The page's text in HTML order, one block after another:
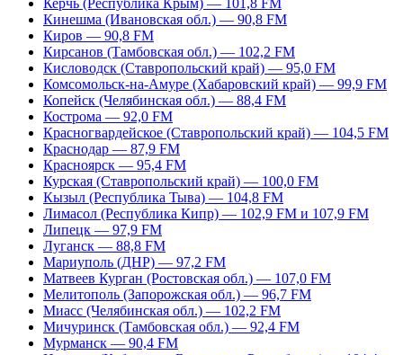
Керчь (Республика Крым) — 101,8 FM
Кинешма (Ивановская обл.) — 90,8 FM
Киров — 90,8 FM
Кирсанов (Тамбовская обл.) — 102,2 FM
Кисловодск (Ставропольский край) — 95,0 FM
Комсомольск-на-Амуре (Хабаровский край) — 99,9 FM
Копейск (Челябинская обл.) — 88,4 FM
Кострома — 92,0 FM
Красногвардейское (Ставропольский край) — 104,5 FM
Краснодар — 87,9 FM
Красноярск — 95,4 FM
Курская (Ставропольский край) — 100,0 FM
Кызыл (Республика Тыва) — 104,8 FM
Лимасол (Республика Кипр) — 102,9 FM и 107,9 FM
Липецк — 97,9 FM
Луганск — 88,8 FM
Мариуполь (ДНР) — 97,2 FM
Матвеев Курган (Ростовская обл.) — 107,0 FM
Мелитополь (Запорожская обл.) — 96,7 FM
Миасс (Челябинская обл.) — 102,2 FM
Мичуринск (Тамбовская обл.) — 92,4 FM
Мурманск — 90,4 FM